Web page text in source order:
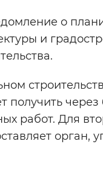
о
и
получить
работ. Для